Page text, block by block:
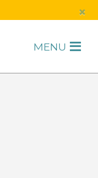
×
MENU H